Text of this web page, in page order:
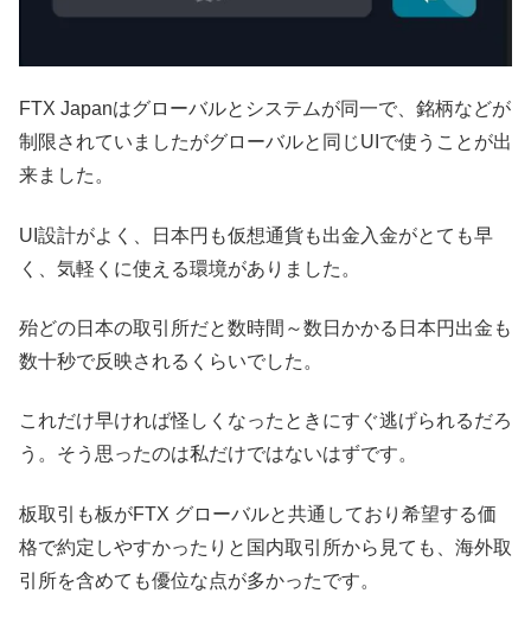
FTX Japanはグローバルとシステムが同一で、銘柄などが
制限されていましたがグローバルと同じUIで使うことが出
来ました。
UI設計がよく、日本円も仮想通貨も出金入金がとても早
く、気軽くに使える環境がありました。
殆どの日本の取引所だと数時間～数日かかる日本円出金も
数十秒で反映されるくらいでした。
これだけ早ければ怪しくなったときにすぐ逃げられるだろ
う。そう思ったのは私だけではないはずです。
板取引も板がFTX グローバルと共通しており希望する価
格で約定しやすかったりと国内取引所から見ても、海外取
引所を含めても優位な点が多かったです。